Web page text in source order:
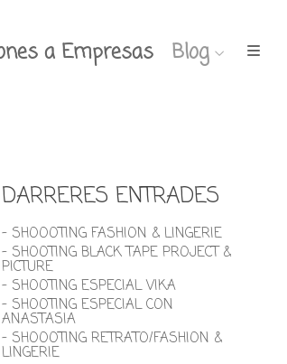
a Empresas Blog
DARRERES ENTRADES
- SHOOOTING FASHION & LINGERIE
- SHOOTING BLACK TAPE PROJECT &
PICTURE
- SHOOTING ESPECIAL VIKA
- SHOOTING ESPECIAL CON
ANASTASIA
- SHOOOTING RETRATO/FASHION &
LINGERIE